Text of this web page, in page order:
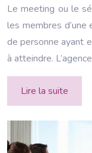
Le meeting ou le
les membres
de personne ayant
à atteindre.
Lire la suite